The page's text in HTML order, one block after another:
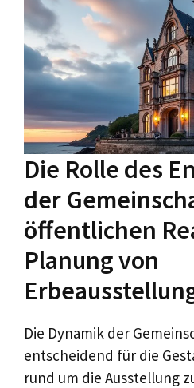
Die Rolle des
der
öffentlichen
Planung von
Die Dynamik der
entscheidend für die
rund um die Ausstellung